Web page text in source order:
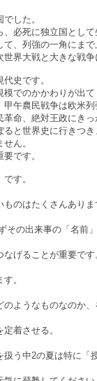
した。
必死に独立国とし
、列強の一角にま
界大戦と大きな戦
史です。
でのかかわりが出
午農民戦争は欧米
命、絶対王政にき
ると世界史に行きつ
ん。
です。
す。
ものはたくさんありま
その出来事の「名前
なげることが重要です
。
ようなものなのか
着させる。
う中2の夏は特に「